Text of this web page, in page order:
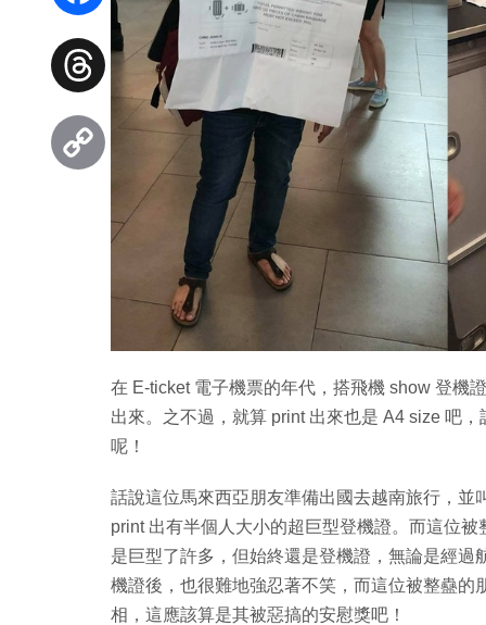
在 E-ticket 電子機票的年代，搭飛機 show 登機
出來。之不過，就算 print 出來也是 A4 size 吧
呢！
話說這位馬來西亞朋友準備出國去越南旅行，
print 出有半個人大小的超巨型登機證。而這位
是巨型了許多，但始終還是登機證，無論是經
機證後，也很難地強忍著不笑，而這位被整蠱
相，這應該算是其被惡搞的安慰獎吧！
Facebook
Threads
Link